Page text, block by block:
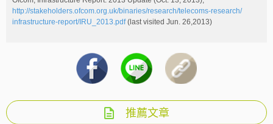
http://stakeholders.ofcom.org.uk/binaries/research/telecoms-research/
infrastructure-report/IRU_2013.pdf(last visited Jun. 26,2013)
推薦文章